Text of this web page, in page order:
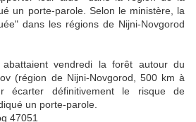
un porte-parole. Selon le ministère, la
dans les régions de Nijni-Novgorod
vendredi la forêt autour du
(région de Nijni-Novgorod, 500 km à
écarter définitivement le risque de
un porte-parole.